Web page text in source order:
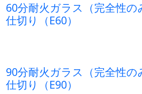
60分耐火ガラス（完全性
仕切り（E60）
90分耐火ガラス（完全性
仕切り（E90）